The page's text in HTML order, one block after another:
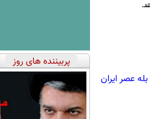
بله عصر ایران
پربیننده های روز